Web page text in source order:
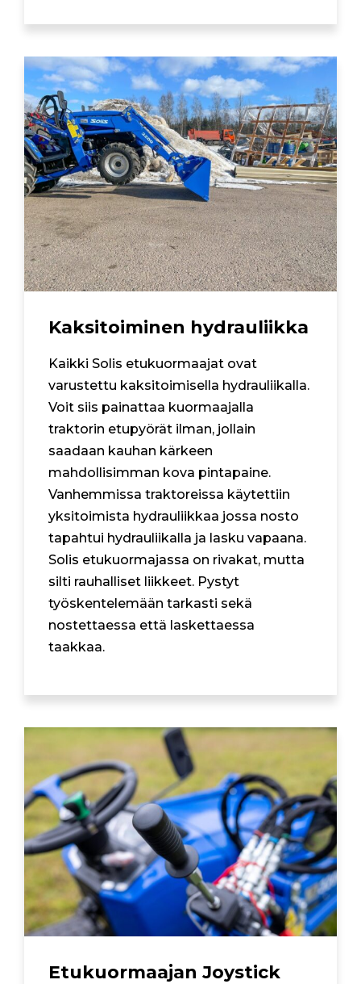
Kaksitoiminen hydrauliikka
Kaikki Solis etukuormaajat ovat
varustettu kaksitoimisella hydrauliikalla.
Voit siis painattaa kuormaajalla
traktorin etupyörät ilman, jollain
saadaan kauhan kärkeen
mahdollisimman kova pintapaine.
Vanhemmissa traktoreissa käytettiin
yksitoimista hydrauliikkaa jossa nosto
tapahtui hydrauliikalla ja lasku vapaana.
Solis etukuormajassa on rivakat, mutta
silti rauhalliset liikkeet. Pystyt
työskentelemään tarkasti sekä
nostettaessa että laskettaessa
taakkaa.
Etukuormaajan Joystick